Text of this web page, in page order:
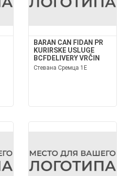
BARAN CAN FIDAN PR
KURIRSKE USLUGE
BCFDELIVERY VRČIN
Стевана Сремца 1Е